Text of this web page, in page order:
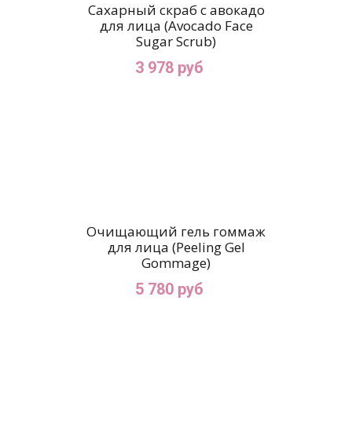
Сахарный скраб с авокадо
для лица (Avocado Face
Sugar Scrub)
3 978 руб
Очищающий гель гоммаж
для лица (Peeling Gel
Gommage)
5 780 руб